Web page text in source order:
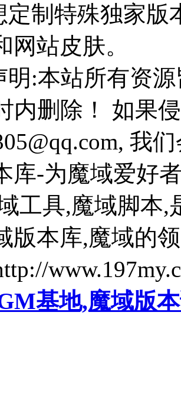
定制特殊独家
网站皮肤。
明:本站所有资
内删除！ 如果
我
库-为魔域爱好
工具,魔域脚本
版本库,魔域的
基地,魔域版